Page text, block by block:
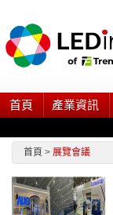
首頁 產業資訊
首頁 > 展覽會議